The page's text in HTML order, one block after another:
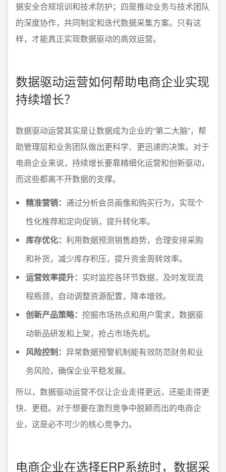
据安全合规培训和技术防护；四是推动业务与技术团队
的深度协作，共同制定和迭代数据采集方案。只有这
样，才能真正实现数据驱动的高效运营。
数据驱动运营如何帮助电商企业实现
持续增长？
数据驱动运营其实是让数据成为企业的“第二大脑”，帮
助管理层和业务团队做出更科学、更迅速的决策。对于
电商企业来说，持续增长要靠精细化运营和创新驱动，
而这些都离不开数据的支撑。
精准营销： 通过分析会员画像和购买行为，实现个
性化推荐和定向促销，提升转化率。
库存优化： 利用数据预测销售趋势，合理安排采购
和补货，减少库存积压，提升资金周转效率。
运营效率提升： 实时监控各环节数据，及时发现流
程瓶颈，自动调整资源配置，降本增效。
创新产品策略： 挖掘市场热点和用户需求，数据驱
动新品研发和上架，抢占市场先机。
风险控制： 异常数据预警机制能有效防范财务和业
务风险，确保企业平稳发展。
所以，数据驱动运营不仅让企业走得更远，还能走得更
快、更稳。对于想要在激烈竞争中脱颖而出的电商企
业，这是必不可少的核心竞争力。
电商企业在选择ERP系统时，数据采